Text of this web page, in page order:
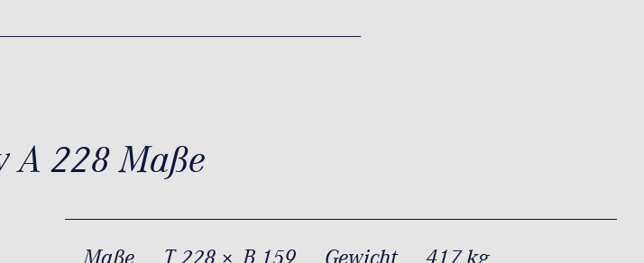
A 228 Maße
Maße T 228 × B 159 Gewicht 417 kg